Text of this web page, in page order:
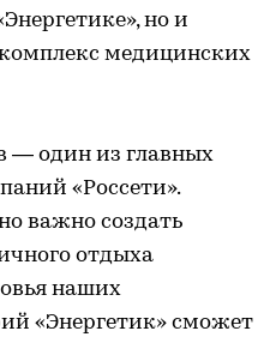
но и
медицинских
— один из главных
«Россети».
важно создать
отдыха
наших
«Энергетик» сможет